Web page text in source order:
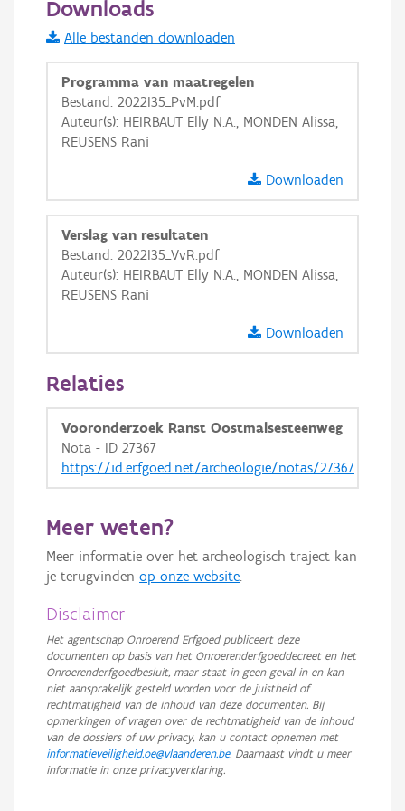
Informatie Vlaanderen
i
+ −
Basis Lagen
OSM-Basiskaart
GRB-Basiskaart
GRB-Basiskaart in grijswaarden
Downloads
Alle bestanden downloaden
Programma van maatregelen
Bestand: 2022I35_PvM.pdf
Auteur(s): HEIRBAUT Elly N.A., MONDEN Alissa,
REUSENS Rani
Downloaden
Verslag van resultaten
Bestand: 2022I35_VvR.pdf
Auteur(s): HEIRBAUT Elly N.A., MONDEN Alissa,
REUSENS Rani
Downloaden
Relaties
Vooronderzoek Ranst Oostmalsesteenweg
Nota - ID 27367
https://id.erfgoed.net/archeologie/notas/27367
Meer weten?
Meer informatie over het archeologisch traject kan
je terugvinden op onze website.
Disclaimer
Het agentschap Onroerend Erfgoed publiceert deze
documenten op basis van het Onroerenderfgoeddecreet en het
Onroerenderfgoedbesluit, maar staat in geen geval in en kan
niet aansprakelijk gesteld worden voor de juistheid of
rechtmatigheid van de inhoud van deze documenten. Bij
opmerkingen of vragen over de rechtmatigheid van de inhoud
van de dossiers of uw privacy, kan u contact opnemen met
informatieveiligheid.oe@vlaanderen.be. Daarnaast vindt u meer
informatie in onze privacyverklaring.